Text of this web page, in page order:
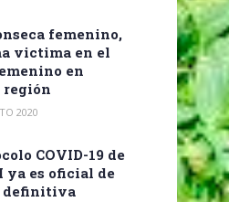
femenino,
victima en el
en
región
2020
COVID-19 de
ya es oficial de
definitiva